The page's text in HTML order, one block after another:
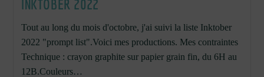
INKTOBER 2022
Tout au long du mois d'octobre, j'ai suivi la liste Inktober
2022 "prompt list".Voici mes productions. Mes contraintes
Technique : crayon graphite sur papier grain fin, du 6H au
12B.Couleurs…